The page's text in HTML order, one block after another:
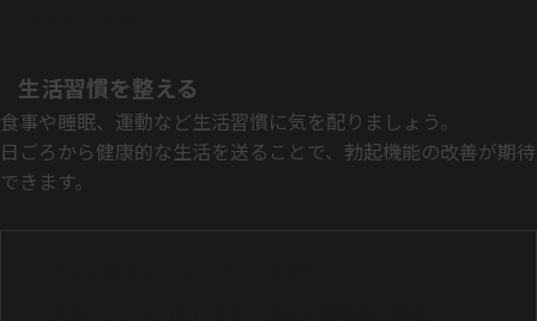
生活習慣を整える
食事や睡眠、運動など生活習慣に気を配りましょう。
日ごろから健康的な生活を送ることで、勃起機能の改善が期待
できます。